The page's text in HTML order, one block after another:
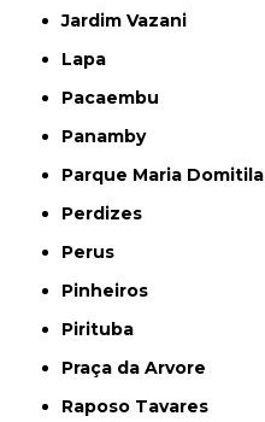
Jardim Vazani
Lapa
Pacaembu
Panamby
Parque Maria Domitila
Perdizes
Perus
Pinheiros
Pirituba
Praça da Arvore
Raposo Tavares